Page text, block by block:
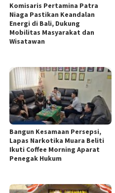
Komisaris Pertamina Patra
Niaga Pastikan Keandalan
Energi di Bali, Dukung
Mobilitas Masyarakat dan
Wisatawan
Bangun Kesamaan Persepsi,
Lapas Narkotika Muara Beliti
Ikuti Coffee Morning Aparat
Penegak Hukum